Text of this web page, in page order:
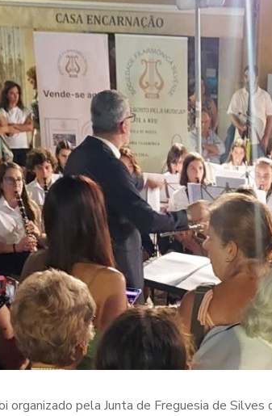
organizado pela Junta de Freguesia de